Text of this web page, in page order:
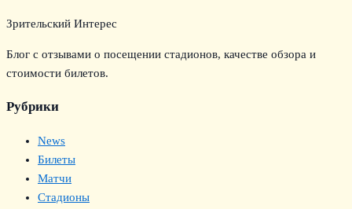
Зрительский Интерес
Блог с отзывами о посещении стадионов, качестве обзора и
стоимости билетов.
Рубрики
News
Билеты
Матчи
Стадионы